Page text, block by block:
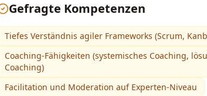
Gefragte Kompetenzen
Tiefes Verständnis agiler Frameworks (Scrum,
Coaching-Fähigkeiten (systemisches Coaching,
Coaching)
Facilitation und Moderation auf Experten-Niveau